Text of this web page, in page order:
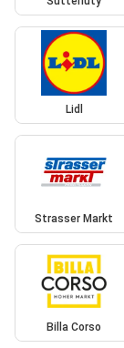
Lidl
Strasser Markt
Billa Corso